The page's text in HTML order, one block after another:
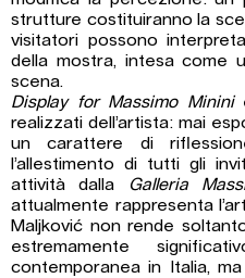
strutture costituiranno la
visitatori possono
della mostra, intesa come
scena.
Display for Massimo Minini
realizzati dell’artista: mai
un carattere di
l’allestimento di tutti gli
attività dalla
Galleria
attualmente rappresenta
Maljković non rende
estremamente
contemporanea in Italia,